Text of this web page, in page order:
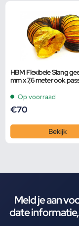
HBM Flexibele Slang
mm x 7,6 meter ook
Op voorraad
€70
Bekijk
Meld je aan
date